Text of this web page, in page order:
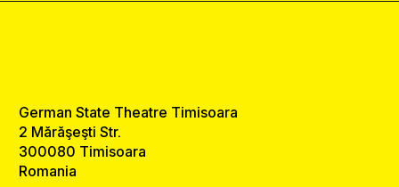
German State Theatre Timisoara
2 Mărăşeşti Str.
300080 Timisoara
Romania